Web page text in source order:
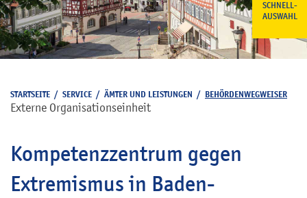
SCHNELL-
AUSWAHL
STARTSEITE / SERVICE / ÄMTER UND LEISTUNGEN / BEHÖRDENWEGWEISER
Externe Organisationseinheit
Kompetenzzentrum gegen
Extremismus in Baden-